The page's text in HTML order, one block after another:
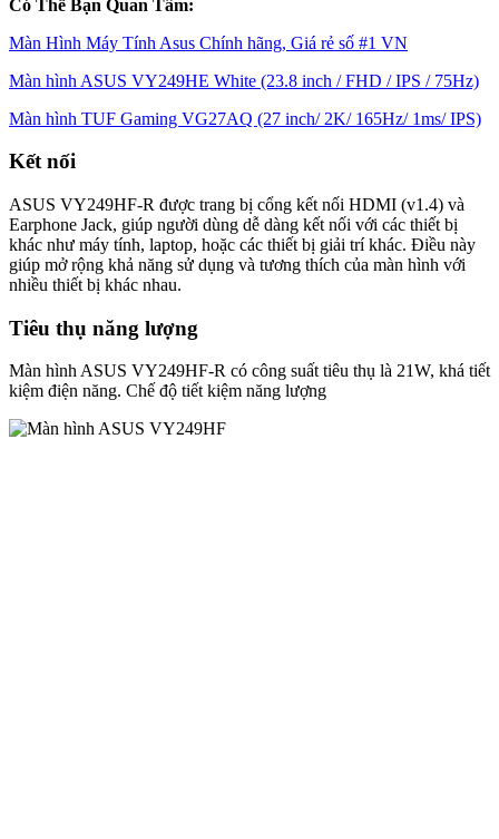
Có Thể Bạn Quan Tâm:
Màn Hình Máy Tính Asus Chính hãng, Giá rẻ số #1 VN
Màn hình ASUS VY249HE White (23.8 inch / FHD / IPS / 75Hz)
Màn hình TUF Gaming VG27AQ (27 inch/ 2K/ 165Hz/ 1ms/ IPS)
Kết nối
ASUS VY249HF-R được trang bị cổng kết nối HDMI (v1.4) và
Earphone Jack, giúp người dùng dễ dàng kết nối với các thiết bị
khác như máy tính, laptop, hoặc các thiết bị giải trí khác. Điều này
giúp mở rộng khả năng sử dụng và tương thích của màn hình với
nhiều thiết bị khác nhau.
Tiêu thụ năng lượng
Màn hình ASUS VY249HF-R có công suất tiêu thụ là 21W, khá tiết
kiệm điện năng. Chế độ tiết kiệm năng lượng